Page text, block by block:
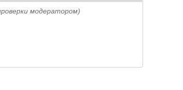
модератором)